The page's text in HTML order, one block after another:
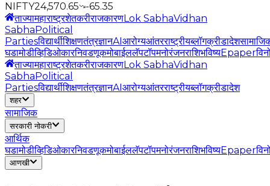
NIFTY24,570.65
-65.35
ताज्यामहाराष्ट्रशेतकरीराजकारणLok SabhaVidhan
SabhaPolitical
Partiesविद्यार्थीशिक्षणतंत्रज्ञानAIआरोग्यआंतरराष्ट्रीयब्लॉगक्रीडादेश
घडामोडीव्हिडिओकारनिवडणूकमोबाईललॅपटॉपमनोरंजनराशिभविष्यEpaper
ताज्यामहाराष्ट्रशेतकरीराजकारणLok SabhaVidhan
SabhaPolitical
Partiesविद्यार्थीशिक्षणतंत्रज्ञानAIआरोग्यआंतरराष्ट्रीयब्लॉगक्रीडादेश
शहर
सामाजिक
सरकारी नोकरी
आर्थिक
घडामोडीव्हिडिओकारनिवडणूकमोबाईललॅपटॉपमनोरंजनराशिभविष्यEpaper
आणखी